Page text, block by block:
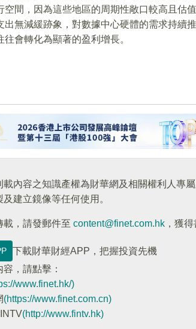
空間，因為這些地區的周期性敞口較高且估
出無減緩跡象，對數據中心硬體的需求持續
往會轉化為顯著的盈利增長。
載內容之知識產權為財華網及相關權利人專
建立鏡像等任何使用。
載，請發郵件至 content@finet.com.hk ，獲
下載財華財經APP，把握投資先機
，請點擊：
www.finet.hk/)
(https://www.finet.com.cn)
(http://www.fintv.hk)